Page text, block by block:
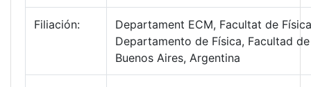
Filiación:
Departament ECM, Facultat de
Departamento de Física, Facultad
Buenos Aires, Argentina